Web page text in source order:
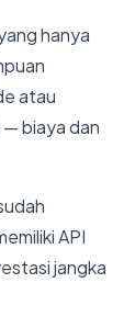
hanya
atau
— biaya dan
API
jangka